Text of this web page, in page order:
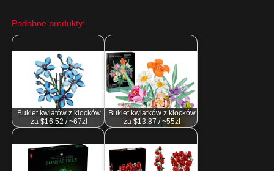
Podobne produkty:
Bukiet kwiatów z klocków
za $16.52 / ~67zł
Bukiet kwiatków z klocków
za $13.87 / ~55zł